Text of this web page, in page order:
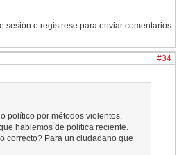
sesión o regístrese para enviar comentarios
#34
político por métodos violentos.
hablemos de política reciente.
correcto? Para un ciudadano que